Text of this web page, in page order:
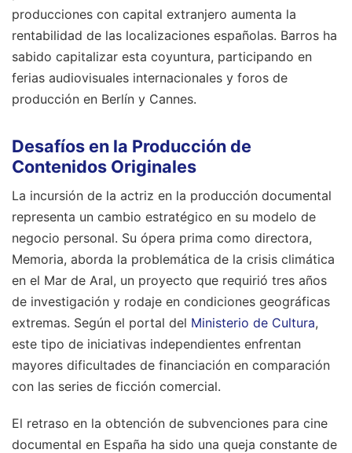
producciones con capital extranjero aumenta la
rentabilidad de las localizaciones españolas. Barros ha
sabido capitalizar esta coyuntura, participando en
ferias audiovisuales internacionales y foros de
producción en Berlín y Cannes.
Desafíos en la Producción de
Contenidos Originales
La incursión de la actriz en la producción documental
representa un cambio estratégico en su modelo de
negocio personal. Su ópera prima como directora,
Memoria, aborda la problemática de la crisis climática
en el Mar de Aral, un proyecto que requirió tres años
de investigación y rodaje en condiciones geográficas
extremas. Según el portal del Ministerio de Cultura,
este tipo de iniciativas independientes enfrentan
mayores dificultades de financiación en comparación
con las series de ficción comercial.
El retraso en la obtención de subvenciones para cine
documental en España ha sido una queja constante de